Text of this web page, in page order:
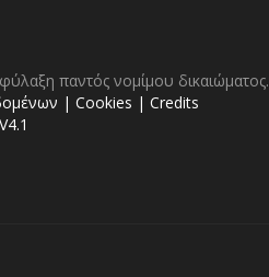
παντός νομίμου δικαιώματος.
| Cookies | Credits
V4.1